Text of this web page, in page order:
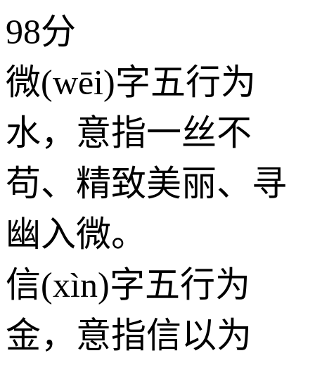
98分
微(wēi)字五行为
水，意指一丝不
苟、精致美丽、寻
幽入微。
信(xìn)字五行为
金，意指信以为